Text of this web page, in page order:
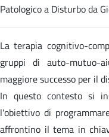
Patologico a Disturbo da
La terapia cognitivo-
gruppi di auto-mutuo-
maggiore successo per il
In questo contesto si
l'obiettivo di
affrontino il tema in